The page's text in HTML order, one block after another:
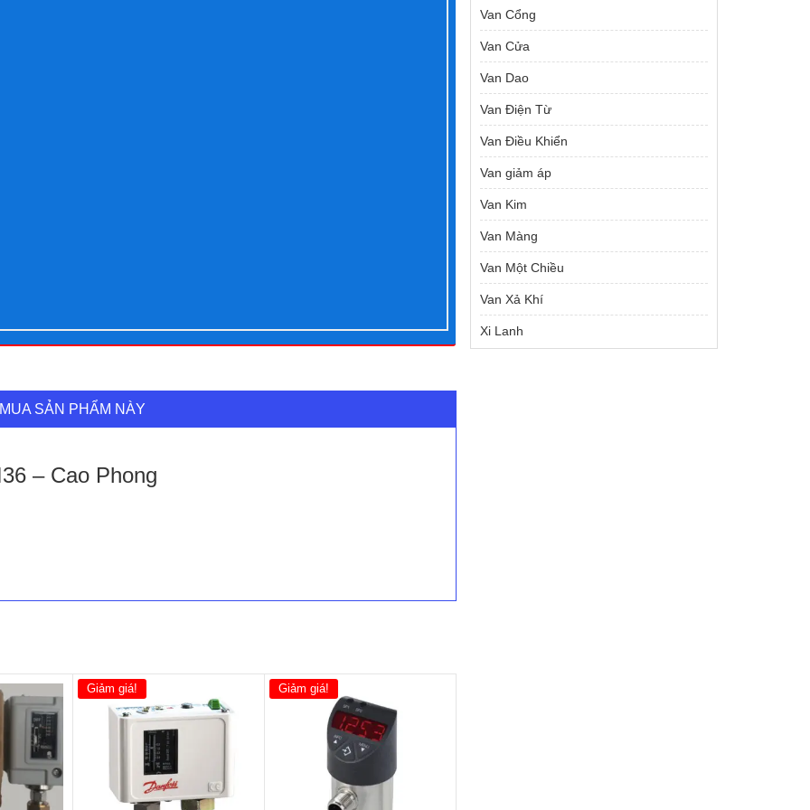
SẢN PHẨM NÀY
– Cao Phong
Giảm giá! Giảm giá!
Van Cổng
Van Cửa
Van Dao
Van Điện Từ
Van Điều Khiển
Van giảm áp
Van Kim
Van Màng
Van Một Chiều
Van Xả Khí
Xi Lanh